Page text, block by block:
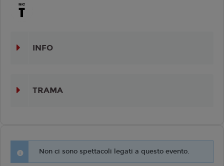
INFO
TRAMA
Non ci sono spettacoli legati a questo evento.